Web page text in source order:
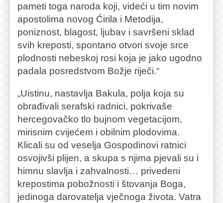
pameti toga naroda koji, videći u tim novim
apostolima novog Ćirila i Metodija,
poniznost, blagost, ljubav i savršeni sklad
svih kreposti, spontano otvori svoje srce
plodnosti nebeskoj rosi koja je jako ugodno
padala posredstvom Božje riječi.“
„Uistinu, nastavlja Bakula, polja koja su
obrađivali serafski radnici, pokrivaše
hercegovačko tlo bujnom vegetacijom,
mirisnim cvijećem i obilnim plodovima.
Klicali su od veselja Gospodinovi ratnici
osvojivši plijen, a skupa s njima pjevali su i
himnu slavlja i zahvalnosti… privedeni
krepostima pobožnosti i štovanja Boga,
jedinoga darovatelja vječnoga života. Vatra